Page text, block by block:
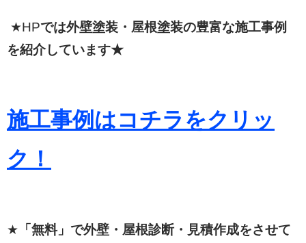
★HPでは外壁塗装・屋根塗装の豊富な施工事例
を紹介しています★
施工事例はコチラをクリッ
ク！
★ 「無料」で外壁・屋根診断・見積作成をさせて